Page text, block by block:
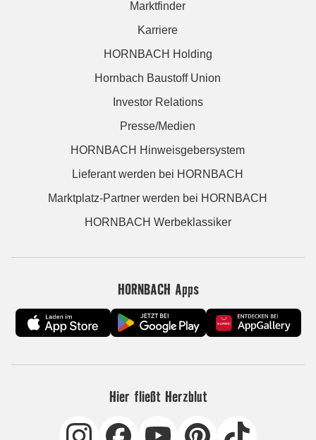
Marktfinder
Karriere
HORNBACH Holding
Hornbach Baustoff Union
Investor Relations
Presse/Medien
HORNBACH Hinweisgebersystem
Lieferant werden bei HORNBACH
Marktplatz-Partner werden bei HORNBACH
HORNBACH Werbeklassiker
HORNBACH Apps
Hier fließt Herzblut